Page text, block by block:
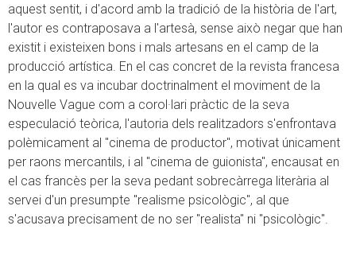
aquest sentit, i d'acord amb la tradició de la història de l'art,
l'autor es contraposava a l'artesà, sense això negar que han
existit i existeixen bons i mals artesans en el camp de la
producció artística. En el cas concret de la revista francesa
en la qual es va incubar doctrinalment el moviment de la
Nouvelle Vague com a corol·lari pràctic de la seva
especulació teòrica, l'autoria dels realitzadors s'enfrontava
polèmicament al "cinema de productor", motivat únicament
per raons mercantils, i al "cinema de guionista", encausat en
el cas francès per la seva pedant sobrecàrrega literària al
servei d'un presumpte "realisme psicològic", al que
s'acusava precisament de no ser "realista" ni "psicològic".